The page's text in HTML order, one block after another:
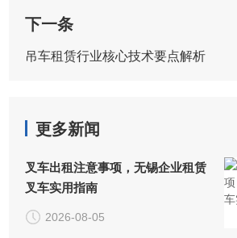
下一条
吊车租赁行业核心技术要点解析
更多新闻
叉车出租注意事项，无锡企业租赁
叉车实用指南
2026-08-05